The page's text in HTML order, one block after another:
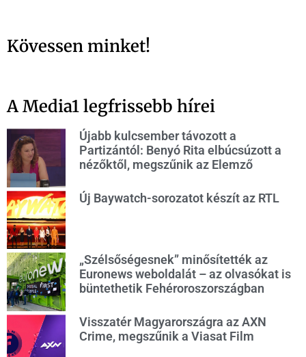
Kövessen minket!
A Media1 legfrissebb hírei
Újabb kulcsember távozott a
Partizántól: Benyó Rita elbúcsúzott a
nézőktől, megszűnik az Elemző
Új Baywatch-sorozatot készít az RTL
„Szélsőségesnek” minősítették az
Euronews weboldalát – az olvasókat is
büntethetik Fehéroroszországban
Visszatér Magyarországra az AXN
Crime, megszűnik a Viasat Film